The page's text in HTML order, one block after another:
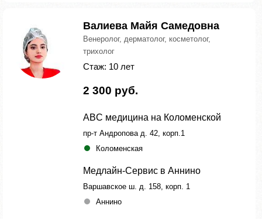
Валиева Майя Самедовна
Венеролог, дерматолог, косметолог,
трихолог
Стаж: 10 лет
2 300 руб.
ABC медицина на Коломенской
пр-т Андропова д. 42, корп.1
Коломенская
Медлайн-Сервис в Аннино
Варшавское ш. д. 158, корп. 1
Аннино